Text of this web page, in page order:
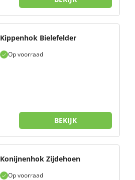
Op voorraad
Kippenhok Bielefelder
BEKIJK
Op voorraad
Konijnenhok Zijdehoen